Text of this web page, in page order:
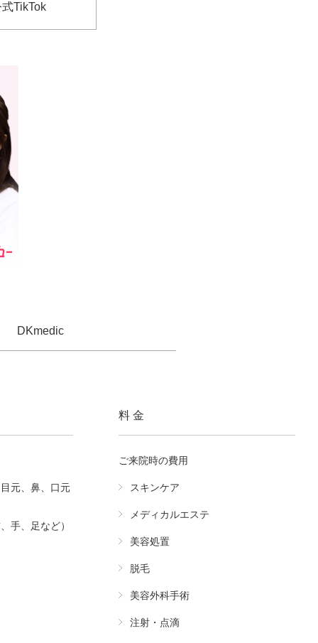
TikTok
DKmedic
元、鼻、口元
手、足など）
料 金
ご来院時の費用
スキンケア
メディカルエステ
美容処置
脱毛
美容外科手術
注射・点滴